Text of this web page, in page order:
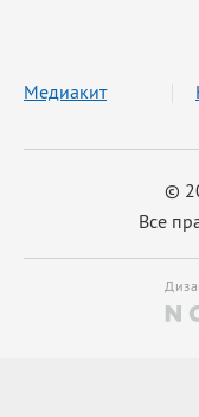
©
Все
Медиакит